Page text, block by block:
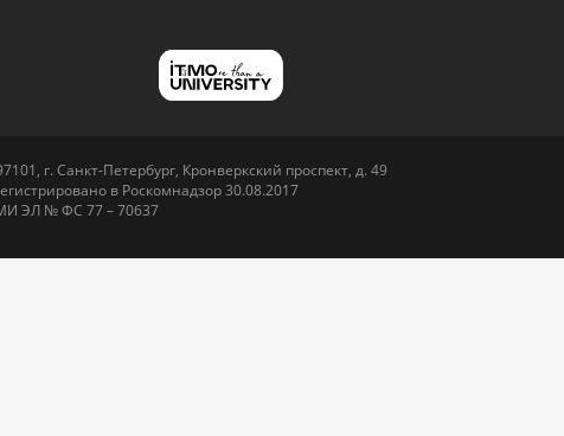
г. Санкт-Петербург, Кронверкский проспект, д. 49
в Роскомнадзор 30.08.2017
ЭЛ № ФС 77 – 70637